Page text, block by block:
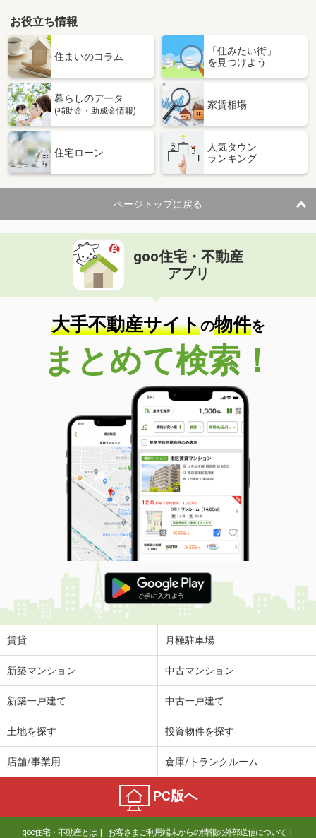
お役立ち情報
住まいのコラム
「住みたい街」
を見つけよう
暮らしのデータ
(補助金・助成金情報)
家賃相場
住宅ローン
人気タウン
ランキング
ページトップに戻る
goo住宅・不動産
アプリ
大手不動産サイトの物件を
まとめて検索！
賃貸 月極駐車場
新築マンション 中古マンション
新築一戸建て 中古一戸建て
土地を探す 投資物件を探す
店舗/事業用 倉庫/トランクルーム
PC版へ
goo住宅・不動産とは お客さまご利用端末からの情報の外部送信について